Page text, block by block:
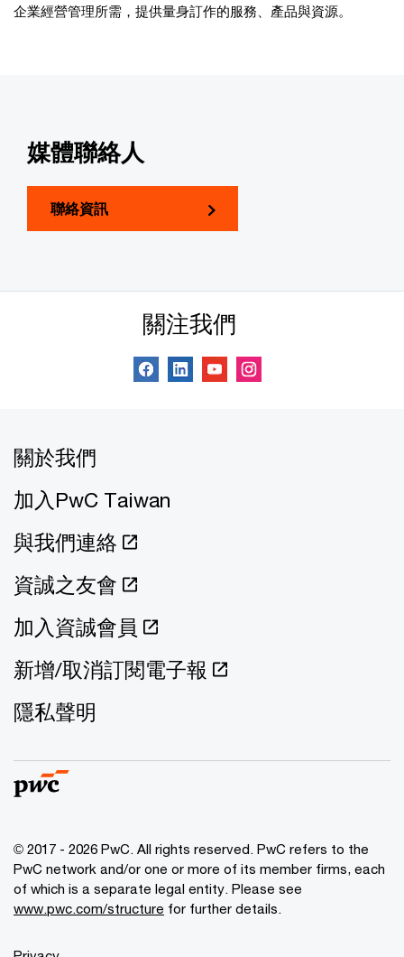
企業經營管理所需，提供量身訂作的服務、產品與資源。
媒體聯絡人
聯絡資訊
關注我們
關於我們
加入PwC Taiwan
與我們連絡
資誠之友會
加入資誠會員
新增/取消訂閱電子報
隱私聲明
© 2017 - 2026 PwC. All rights reserved. PwC refers to the
PwC network and/or one or more of its member firms, each
of which is a separate legal entity. Please see
www.pwc.com/structure for further details.